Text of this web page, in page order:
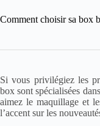
Comment choisir sa box
Si vous privilégiez les
box sont spécialisées
aimez le maquillage et
l’accent sur les